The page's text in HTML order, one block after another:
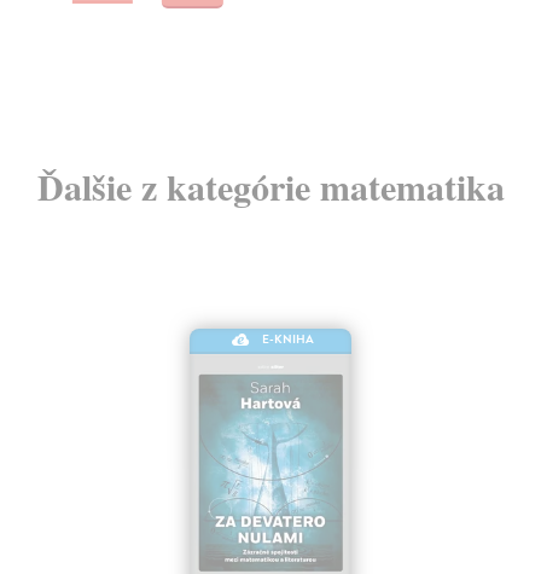
Ďalšie z kategórie matematika
E-KNIHA